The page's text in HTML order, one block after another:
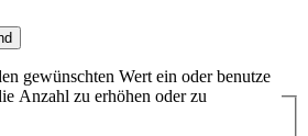
gewünschten Wert ein oder benutze
Anzahl zu erhöhen oder zu